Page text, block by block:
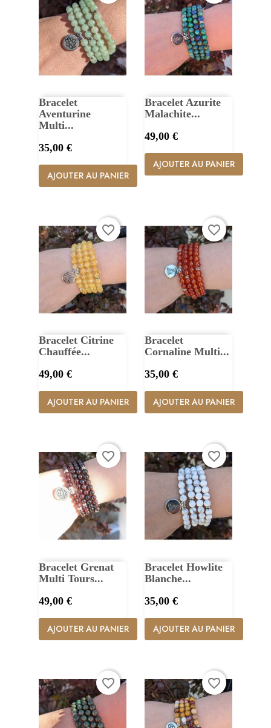
Bracelet
Aventurine
Multi...
Prix
35,00 €
AJOUTER AU PANIER
Bracelet Azurite
Malachite...
Prix
49,00 €
AJOUTER AU PANIER
Bracelet Citrine
Chauffée...
Prix
49,00 €
AJOUTER AU PANIER
favorite_border
Bracelet
Cornaline Multi...
Prix
35,00 €
AJOUTER AU PANIER
favorite_border
Bracelet Grenat
Multi Tours...
Prix
49,00 €
AJOUTER AU PANIER
favorite_border
Bracelet Howlite
Blanche...
Prix
35,00 €
AJOUTER AU PANIER
favorite_border
favorite_border favorite_border